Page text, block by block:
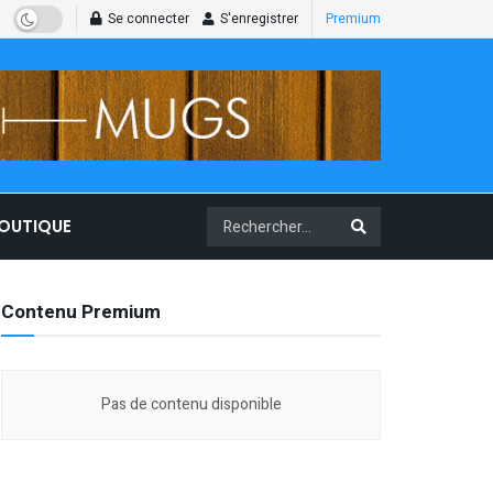
Se connecter S'enregistrer Premium
Contenu Premium
Pas de contenu disponible